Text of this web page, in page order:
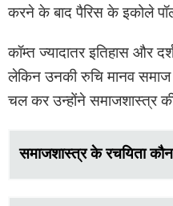
करने के बाद पैरिस के इकोले
कॉम्त ज्यादातर इतिहास और
लेकिन उनकी रुचि मानव
चल कर उन्होंने समाजशास्त्र
समाजशास्त्र के रचयिता